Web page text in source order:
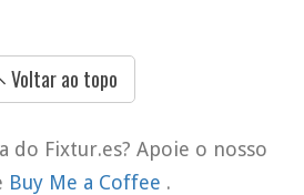
Voltar ao topo
do Fixtur.es? Apoie o nosso
Buy Me a Coffee .